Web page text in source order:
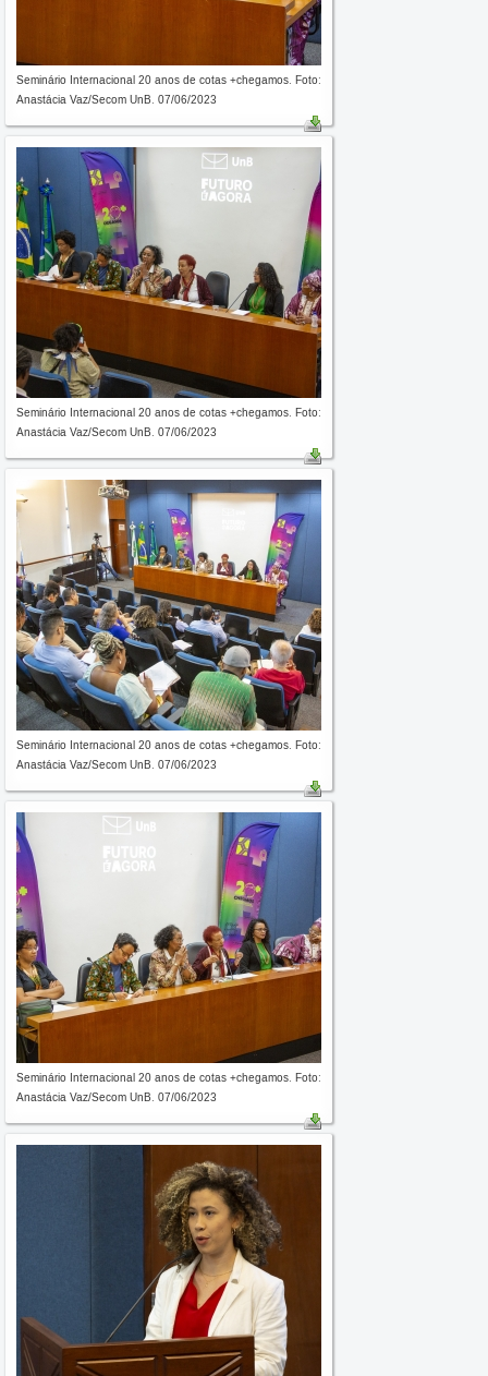
Seminário Internacional 20 anos de cotas +chegamos. Foto:
Anastácia Vaz/Secom UnB. 07/06/2023
Seminário Internacional 20 anos de cotas +chegamos. Foto:
Anastácia Vaz/Secom UnB. 07/06/2023
Seminário Internacional 20 anos de cotas +chegamos. Foto:
Anastácia Vaz/Secom UnB. 07/06/2023
Seminário Internacional 20 anos de cotas +chegamos. Foto:
Anastácia Vaz/Secom UnB. 07/06/2023